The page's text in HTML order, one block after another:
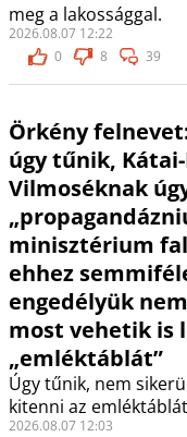
meg a lakossággal.
2026.08.07 12:22
0
8 39
Örkény
úgy tűnik,
Vilmoséknak
minisztérium
ehhez
engedélyük
most vehetik is
„emléktáblát”
Úgy tűnik, nem
kitenni az
2026.08.07 12:03